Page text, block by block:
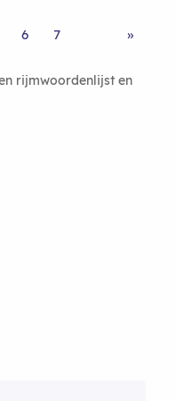
6 7 »
rijmwoordenlijst en